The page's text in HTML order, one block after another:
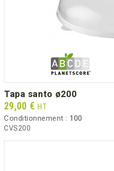
tapa santo ø200
Prix
29,00 € HT
Conditionnement : 100
CVS200